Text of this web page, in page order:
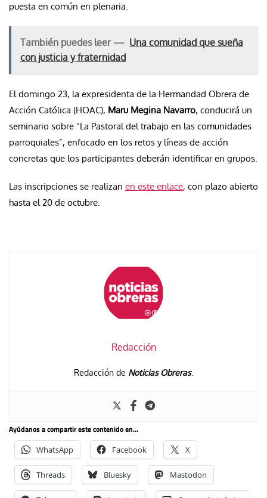
puesta en común en plenaria.
También puedes leer — Una comunidad que sueña
con justicia y fraternidad
El domingo 23, la expresidenta de la Hermandad Obrera de
Acción Católica (HOAC), Maru Megina Navarro, conducirá un
seminario sobre “La Pastoral del trabajo en las comunidades
parroquiales”, enfocado en los retos y líneas de acción
concretas que los participantes deberán identificar en grupos.
Las inscripciones se realizan en este enlace, con plazo abierto
hasta el 20 de octubre.
Redacción
Redacción de Noticias Obreras.
Ayúdanos a compartir este contenido en...
WhatsApp Facebook X
Threads Bluesky Mastodon